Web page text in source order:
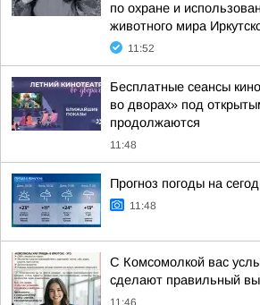
по охране и
животного мира
11:52
Бесплатные сеансы
во дворах» под
продолжаются
11:48
Прогноз погоды на
11:48
С Комсомолкой вас
сделают правильный
11:46